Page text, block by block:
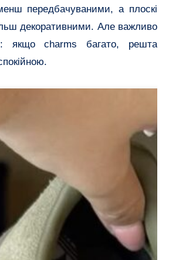
передбачуваними, а плоскі
декоративними. Але важливо
якщо charms багато, решта